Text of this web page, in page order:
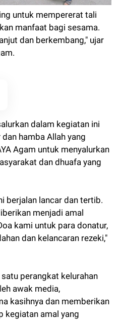
untuk mempererat tali
manfaat bagi sesama.
dan berkembang," ujar
dalam kegiatan ini
hamba Allah yang
Agam untuk menyalurkan
dan dhuafa yang
berjalan lancar dan tertib.
menjadi amal
kami untuk para donatur,
dan kelancaran rezeki,"
perangkat kelurahan
awak media,
kasihnya dan memberikan
kegiatan amal yang